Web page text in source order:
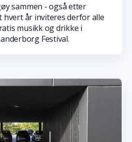
sammen - også etter
hvert år inviteres derfor alle
musikk og drikke i
Festival.